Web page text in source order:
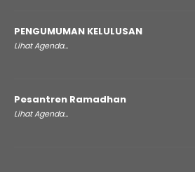
PENGUMUMAN KELULUSAN
Lihat Agenda...
Pesantren Ramadhan
Lihat Agenda...